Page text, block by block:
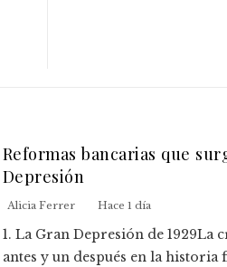
Reformas bancarias que
Depresión
Alicia Ferrer Hace 1 día
1. La Gran Depresión de 1929La
antes y un después en la